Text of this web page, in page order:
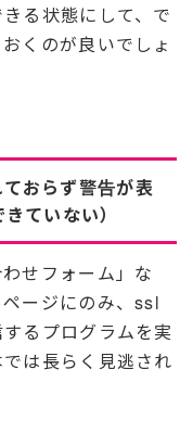
る状態にして、で
くのが良いでしょ
おらず警告が表
ていない）
せフォーム」な
ージにのみ、ssl
るプログラムを実
は長らく見逃され